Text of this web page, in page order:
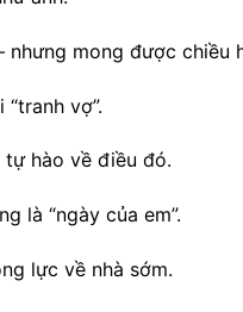
nhưng mong được chiều
vợ”.
tự hào về điều đó.
là “ngày của em”.
lực về nhà sớm.